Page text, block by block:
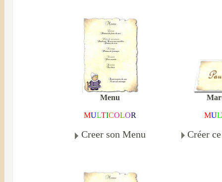
Menu
MULTICOLOR
Creer son Menu
MUL
Créer